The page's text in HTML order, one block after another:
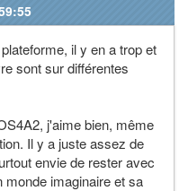
il y en a trop et
sont sur différentes
j'aime bien, même
Il y a juste assez de
envie de rester avec
imaginaire et sa